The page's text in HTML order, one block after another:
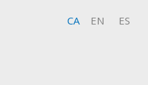
CA EN ES